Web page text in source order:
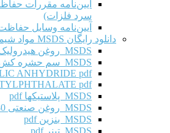
آیین‌نامه مقررات
سرد فلزات)
آیین‌نامه وسایل
دانلود رایگان MSDS مواد شیمیایی
MSDS روغن هیدرولیک pdf
MSDS سم حشره کش آیکون pdf
ANHYDRIDE pdf
pdf
MSDS پلاستیکها pdf
MSDS روغن صنعتی 230 pdf
MSDS بنزین pdf
MSDS تینر pdf